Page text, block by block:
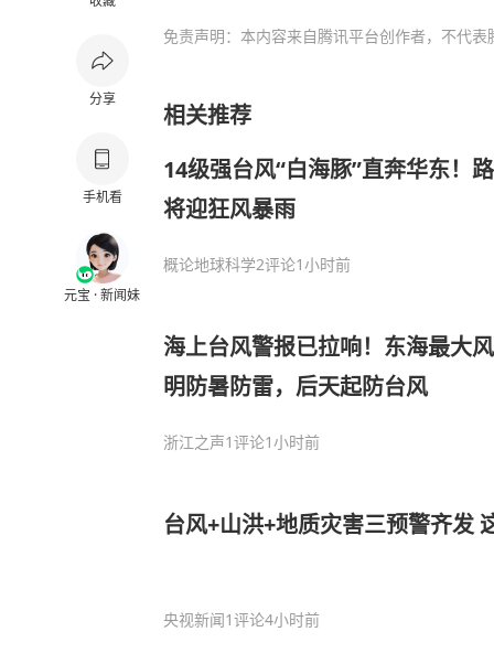
分享
手机看
元宝 · 新闻妹
免责声明：本内容来自腾讯平台创作者，不代
相关推荐
14级强台风“白海豚”直奔华东！
将迎狂风暴雨
概论地球科学2评论1小时前
海上台风警报已拉响！东海最大
明防暑防雷，后天起防台风
浙江之声1评论1小时前
台风+山洪+地质灾害三预警齐发
央视新闻1评论4小时前